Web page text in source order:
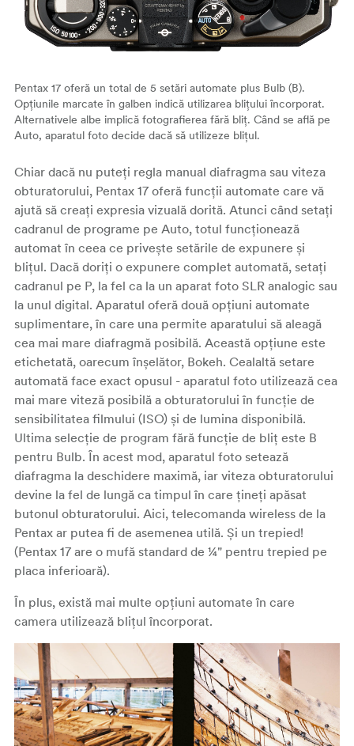
Pentax 17 oferă un total de 5 setări automate plus Bulb (B).
Opțiunile marcate în galben indică utilizarea blițului încorporat.
Alternativele albe implică fotografierea fără bliț. Când se află pe
Auto, aparatul foto decide dacă să utilizeze blițul.
Chiar dacă nu puteți regla manual diafragma sau viteza
obturatorului, Pentax 17 oferă funcții automate care vă
ajută să creați expresia vizuală dorită. Atunci când setați
cadranul de programe pe Auto, totul funcționează
automat în ceea ce privește setările de expunere și
blițul. Dacă doriți o expunere complet automată, setați
cadranul pe P, la fel ca la un aparat foto SLR analogic sau
la unul digital. Aparatul oferă două opțiuni automate
suplimentare, în care una permite aparatului să aleagă
cea mai mare diafragmă posibilă. Această opțiune este
etichetată, oarecum înșelător, Bokeh. Cealaltă setare
automată face exact opusul - aparatul foto utilizează cea
mai mare viteză posibilă a obturatorului în funcție de
sensibilitatea filmului (ISO) și de lumina disponibilă.
Ultima selecție de program fără funcție de bliț este B
pentru Bulb. În acest mod, aparatul foto setează
diafragma la deschidere maximă, iar viteza obturatorului
devine la fel de lungă ca timpul în care țineți apăsat
butonul obturatorului. Aici, telecomanda wireless de la
Pentax ar putea fi de asemenea utilă. Și un trepied!
(Pentax 17 are o mufă standard de ¼" pentru trepied pe
placa inferioară).
În plus, există mai multe opțiuni automate în care
camera utilizează blițul încorporat.